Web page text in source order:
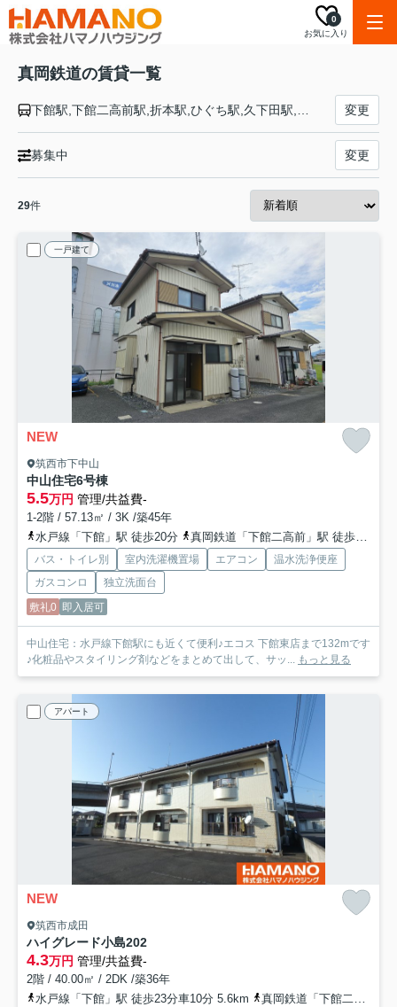
お気に入り
0
真岡鉄道の賃貸一覧
変更
募集中 変更
29件
一戸建て
NEW
筑西市下中山
中山住宅6号棟
5.5万円 管理/共益費-
1-2階 / 57.13㎡ / 3K /築45年
水戸線「下館」駅 徒歩20分
真岡鉄道「下館二高前」駅 徒歩37分
バス・トイレ別 室内洗濯機置場 エアコン
温水洗浄便座
ガスコンロ
独立洗面台
敷礼0 即入居可
中山住宅：水戸線下館駅にも近くて便利♪エコス 下館東店まで132mです
♪化粧品やスタイリング剤などをまとめて出して、サッ... もっと見る
アパート
NEW
筑西市成田
ハイグレード小島202
4.3万円 管理/共益費-
2階 / 40.00㎡ / 2DK /築36年
水戸線「下館」駅 徒歩23分車10分 5.6km
真岡鉄道「下館二高前」駅 徒歩38分